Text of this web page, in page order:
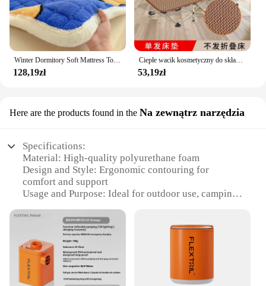
Winter Dormitory Soft Mattress Toppers Thick Warm Coral Velvet Bed Sheet Non-slip Mattress Cover Thin Bed Pad Tatami Floor Mat
128,19zł
Ciepłe wacik kosmetyczny do składania, zagęszczone na przerwę obiadową, łóżko pojedyncze biurowe, materac towarzyszący, jesień i zima
53,19zł
Here are the products found in the Na zewnątrz narzędzia
Specifications:
Material: High-quality polyurethane foam
Design and Style: Ergonomic contouring for
comfort and support
Usage and Purpose: Ideal for outdoor use, camping,
Performance and Property: Durable and resilient to
various weather conditions
Parts and Accessories: Comes with a portable
carrying case for easy transport
Shape or Size or Weight or Quantity: Available in
multiple sizes to suit various needs